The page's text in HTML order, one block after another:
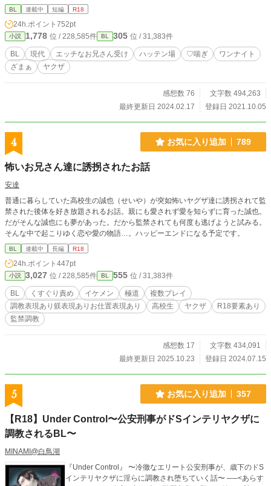
ノンケ舎弟。 巨根すぎて相手に困っている若頭のために、舎弟がアナル開発を
頑張る話です。 ※一部ムーンライトノベルズにも投稿中です。
BL 連載中 短編 R18
24h.ポイント 752pt
小説 1,778 位 / 228,585件 BL 305 位 / 31,383件
BL 現代 エッチなお兄さん受け ハッテン場 ♡喘ぎ
ワンナイト
ざまぁ
ヤクザ
感想数 76
文字数 494,263
最終更新日 2024.02.17
登録日 2021.10.05
4 お気に入り追加 789
怖いお兄さん達に誘拐されたお話
安達
普通に暮らしていた高校生の誠也（せいや）が突如怖いヤグザ達に誘拐されて監
禁された後体を好き放題されるお話。親にも愛されず愛を知らずに育った誠也。
だがそんな誠也にも夢があった。だから監禁されても何度も逃げようと試みる。
そんな中で起こりゆく恋や愛の物語…。ハッピーエンドになる予定です。
BL 連載中 長編 R18
24h.ポイント 447pt
小説 3,027 位 / 228,585件 BL 555 位 / 31,383件
BL くすぐり責め イケメン 極道
複数プレイ
調教表現あり躾表現ありお仕置表現あり
高校生 ヤクザ
R18要素あり
監禁調教
感想数 17
文字数 434,091
最終更新日 2025.10.23
登録日 2024.07.15
5 お気に入り追加 357
【R18】Under Control〜公安刑事がドSインテリヤクザに
調教されるBL〜
MINAMI@白鳥湖
『Under Control』 〜冷徹なエリート公安刑事が、歳下のドS
インテリヤクザに淫らに調教され堕ちていく話〜 ──<あらす